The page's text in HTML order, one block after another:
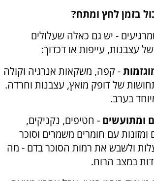
בזמן לחץ ומתח?
- יש גם כאלה שעלולים
עצבנות, עייפות או דכדוך:
- קפה, משקאות אנרגיה וקולה
של דופק מואץ, עצבנות וחרדה.
בערב.
ומתועשים - חטיפים, נקניקים,
ומזונות עם חומרים משמרים וסוכר
ולשבש את רמות הסוכר בדם - מה
במצב הרוח.